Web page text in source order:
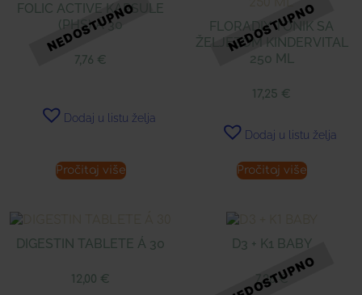
FOLIC ACTIVE KAPSULE
(PHS) Á 30
7,76 €
Dodaj u listu želja
Pročitaj više
FLORADIX TONIK SA
ŽELJEZOM KINDERVITAL
250 ML
17,25 €
Dodaj u listu želja
Pročitaj više
DIGESTIN TABLETE Á 30
12,00 €
D3 + K1 BABY
7,26€